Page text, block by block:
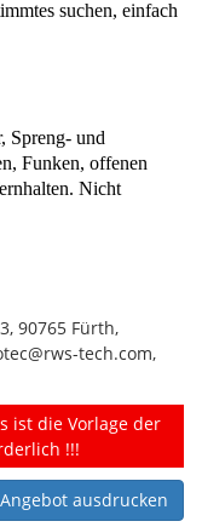
suchen, einfach
Spreng- und
Funken, offenen
Nicht
90765 Fürth,
tech.com,
ist die Vorlage der
!!!
ausdrucken